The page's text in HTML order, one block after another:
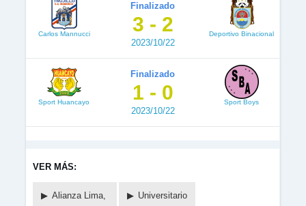
Carlos Mannucci
Finalizado
3 - 2
2023/10/22
Deportivo Binacional
Sport Huancayo
Finalizado
1 - 0
2023/10/22
Sport Boys
VER MÁS:
Alianza Lima, Universitario